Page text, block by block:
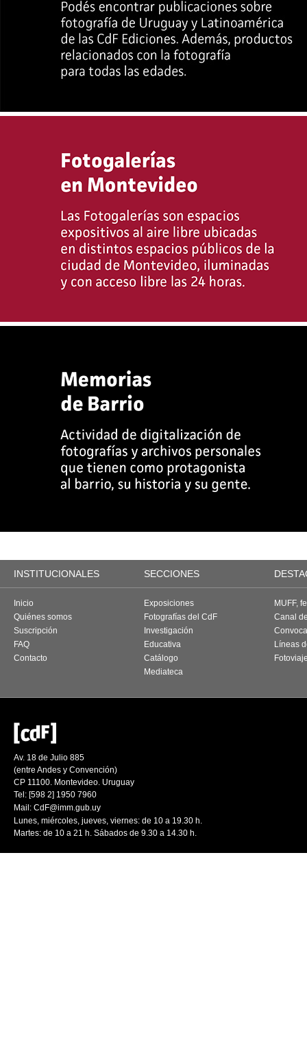
INSTITUCIONALES SECCIONES
Inicio
Quiénes somos
Suscripción
FAQ
Contacto
Exposiciones
Fotografías del CdF
Investigación
Educativa
Catálogo
Mediateca
MUFF,
Canal
Líneas
Av. 18 de Julio 885
(entre Andes y Convención)
CP 11100. Montevideo. Uruguay
Tel: [598 2] 1950 7960
Mail: CdF@imm.gub.uy
Lunes, miércoles, jueves, viernes: de 10 a 19.30 h.
Martes: de 10 a 21 h. Sábados de 9.30 a 14.30 h.